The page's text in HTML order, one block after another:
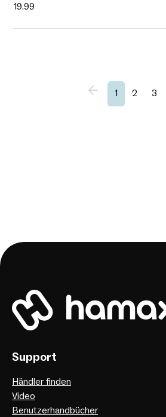
19.99
1 2 3
Support
Händler finden
Video
Benutzerhandbücher